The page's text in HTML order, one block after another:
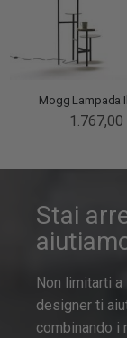
Mogg Lampada
1.767,00
Stai
Non limitarti
designer ti
combinando i